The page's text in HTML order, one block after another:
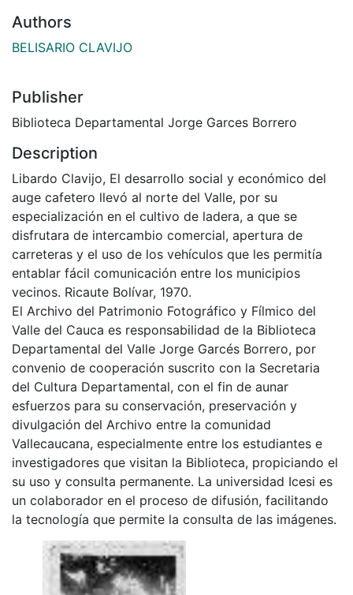
Authors
BELISARIO CLAVIJO
Publisher
Biblioteca Departamental Jorge Garces Borrero
Description
Libardo Clavijo, El desarrollo social y económico del
auge cafetero llevó al norte del Valle, por su
especialización en el cultivo de ladera, a que se
disfrutara de intercambio comercial, apertura de
carreteras y el uso de los vehículos que les permitía
entablar fácil comunicación entre los municipios
vecinos. Ricaute Bolívar, 1970.
El Archivo del Patrimonio Fotográfico y Fílmico del
Valle del Cauca es responsabilidad de la Biblioteca
Departamental del Valle Jorge Garcés Borrero, por
convenio de cooperación suscrito con la Secretaria
del Cultura Departamental, con el fin de aunar
esfuerzos para su conservación, preservación y
divulgación del Archivo entre la comunidad
Vallecaucana, especialmente entre los estudiantes e
investigadores que visitan la Biblioteca, propiciando el
su uso y consulta permanente. La universidad Icesi es
un colaborador en el proceso de difusión, facilitando
la tecnología que permite la consulta de las imágenes.